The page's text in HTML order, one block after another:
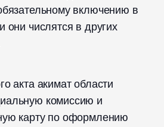
включению в
они числятся в других
акта акимат области
комиссию и
карту по оформлению